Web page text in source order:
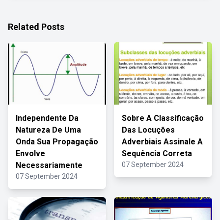
Related Posts
Independente Da
Natureza De Uma
Onda Sua Propagação
Envolve
Necessariamente
07 September 2024
Sobre A Classificação
Das Locuções
Adverbiais Assinale A
Sequência Correta
07 September 2024